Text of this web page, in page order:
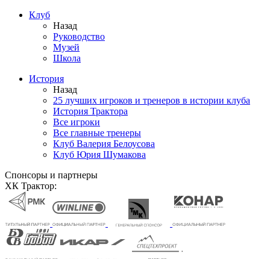
Клуб
Назад
Руководство
Музей
Школа
История
Назад
25 лучших игроков и тренеров в истории клуба
История Трактора
Все игроки
Все главные тренеры
Клуб Валерия Белоусова
Клуб Юрия Шумакова
Спонсоры и партнеры
ХК Трактор: